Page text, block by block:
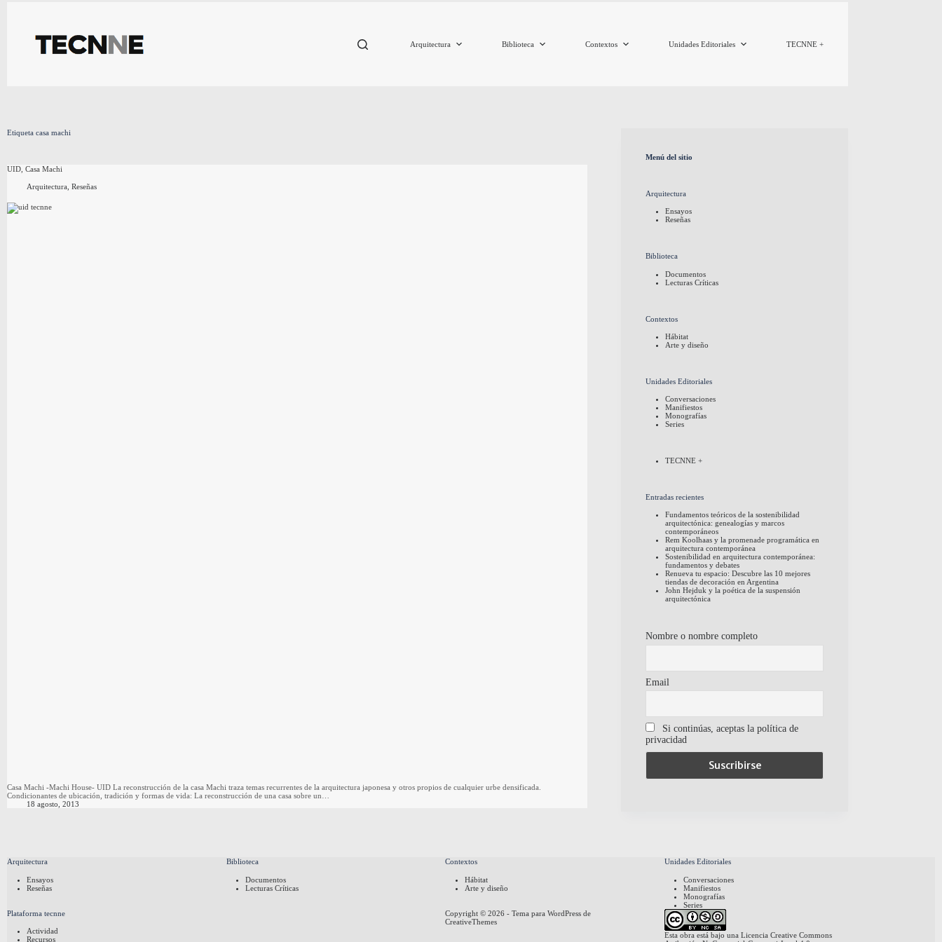
Arquitectura Biblioteca Contextos Unidades Editoriales TECNNE +
Etiqueta casa machi
UID, Casa Machi
Arquitectura, Reseñas
Casa Machi -Machi House- UID La reconstrucción de la casa Machi traza temas recurrentes de la arquitectura japonesa y otros propios de cualquier urbe densificada.
Condicionantes de ubicación, tradición y formas de vida: La reconstrucción de una casa sobre un…
18 agosto, 2013
Menú del sitio
Arquitectura
Ensayos
Reseñas
Biblioteca
Documentos
Lecturas Críticas
Contextos
Hábitat
Arte y diseño
Unidades Editoriales
Conversaciones
Manifiestos
Monografías
Series
TECNNE +
Entradas recientes
Fundamentos teóricos de la sostenibilidad
arquitectónica: genealogías y marcos
contemporáneos
Rem Koolhaas y la promenade programática en
arquitectura contemporánea
Sostenibilidad en arquitectura contemporánea:
fundamentos y debates
Renueva tu espacio: Descubre las 10 mejores
tiendas de decoración en Argentina
John Hejduk y la poética de la suspensión
arquitectónica
Nombre o nombre completo
Email
Si continúas, aceptas la política de
privacidad
Arquitectura
Ensayos
Reseñas
Biblioteca
Documentos
Lecturas Críticas
Contextos
Hábitat
Arte y diseño
Unidades Editoriales
Conversaciones
Manifiestos
Monografías
Series
Plataforma tecnne
Actividad
Recursos
Copyright © 2026 - Tema para WordPress de
CreativeThemes
Esta obra está bajo una Licencia Creative Commons